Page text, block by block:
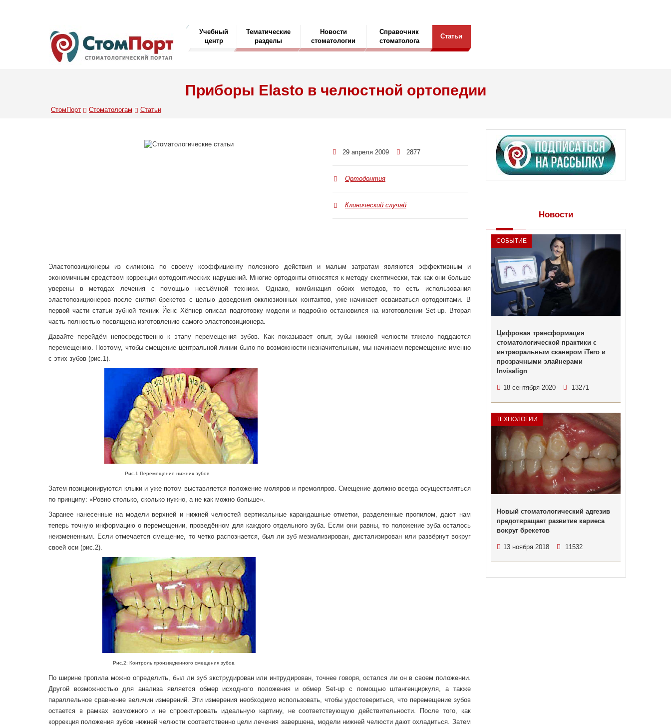
Учебный
центр
Тематические
разделы
Новости
стоматологии
Справочник
стоматолога
Статьи
Приборы Elasto в челюстной ортопедии
СтомПорт Стоматологам Статьи
29 апреля 2009 2877
Ортодонтия
Клинический случай
Эластопозиционеры из силикона по своему коэффициенту полезного действия и малым затратам являются эффективным и
экономичным средством коррекции ортодонтических нарушений. Многие ортодонты относятся к методу скептически, так как они больше
уверены в методах лечения с помощью несъёмной техники. Однако, комбинация обоих методов, то есть использования
эластопозиционеров после снятия брекетов с целью доведения окклюзионных контактов, уже начинает осваиваться ортодонтами. В
первой части статьи зубной техник Йенс Хёпнер описал подготовку модели и подробно остановился на изготовлении Set-up. Вторая
часть полностью посвящена изготовлению самого эластопозиционера.
Давайте перейдём непосредственно к этапу перемещения зубов. Как показывает опыт, зубы нижней челюсти тяжело поддаются
перемещению. Поэтому, чтобы смещение центральной линии было по возможности незначительным, мы начинаем перемещение именно
с этих зубов (рис.1).
Рис.1 Перемещение нижних зубов
Затем позиционируются клыки и уже потом выставляется положение моляров и премоляров. Смещение должно всегда осуществляться
по принципу: «Ровно столько, сколько нужно, а не как можно больше».
Заранее нанесенные на модели верхней и нижней челюстей вертикальные карандашные отметки, разделенные пропилом, дают нам
теперь точную информацию о перемещении, проведённом для каждого отдельного зуба. Если они равны, то положение зуба осталось
неизмененным. Если отмечается смещение, то четко распознается, был ли зуб мезиализирован, дистализирован или развёрнут вокруг
своей оси (рис.2).
Рис.2: Контроль произведенного смещения зубов.
По ширине пропила можно определить, был ли зуб экструдирован или интрудирован, точнее говоря, остался ли он в своем положении.
Другой возможностью для анализа является обмер исходного положения и обмер Set-up c помощью штангенциркуля, а также
параллельное сравнение величин измерений. Эти измерения необходимо использовать, чтобы удостовериться, что перемещение зубов
остается в рамках возможного и не спроектировать идеальную картину, не соответствующую действительности. После того, как
коррекция положения зубов нижней челюсти соответственно цели лечения завершена, модели нижней челюсти дают охладиться. Затем
Новости
СОБЫТИЕ
Цифровая трансформация
стоматологической практики c
интраоральным сканером iTero и
прозрачными элайнерами
Invisalign
18 сентября 2020 13271
ТЕХНОЛОГИИ
Новый стоматологический адгезив
предотвращает развитие кариеса
вокруг брекетов
13 ноября 2018 11532